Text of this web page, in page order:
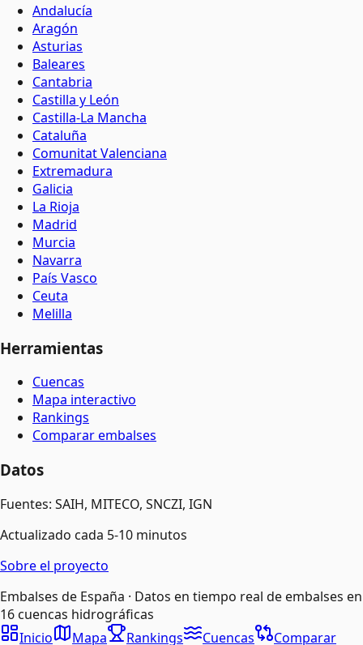
Andalucía
Aragón
Asturias
Baleares
Cantabria
Castilla y León
Castilla-La Mancha
Cataluña
Comunitat Valenciana
Extremadura
Galicia
La Rioja
Madrid
Murcia
Navarra
País Vasco
Ceuta
Melilla
Herramientas
Cuencas
Mapa interactivo
Rankings
Comparar embalses
Datos
Fuentes: SAIH, MITECO, SNCZI, IGN
Actualizado cada 5-10 minutos
Sobre el proyecto
Embalses de España · Datos en tiempo real de embalses en
16 cuencas hidrográficas
Inicio
Mapa Rankings Cuencas Comparar